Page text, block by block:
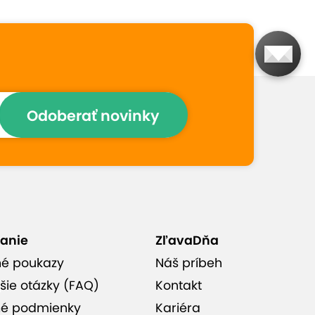
Posledná hodina
každého kurzu je
Odoberať novinky
poukazy
otázky (FAQ)
podmienky
ZľavaDňa
Náš príbeh
Kontakt
Kariéra